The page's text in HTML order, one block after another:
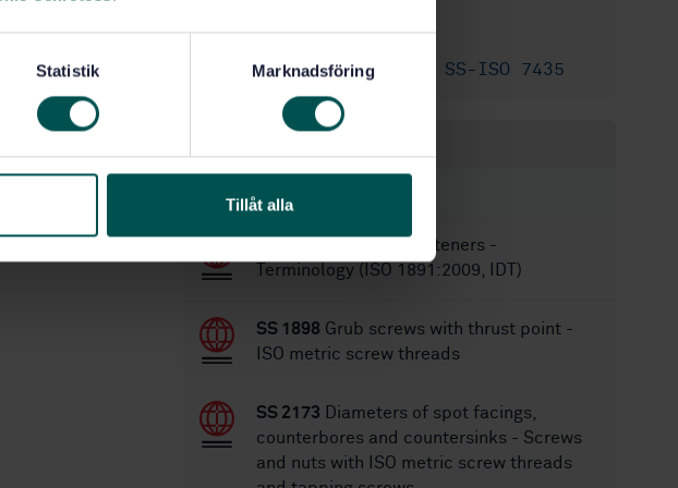
Statistik Marknadsföring
Tillåt alla
No of pages:20
Replaces: SS-EN 27435 SS-ISO 7435
Fasteners -
Terminology (ISO 1891:2009, IDT)
SS 1898 Grub screws with thrust point -
ISO metric screw threads
SS 2173 Diameters of spot facings,
counterbores and countersinks - Screws
and nuts with ISO metric screw threads